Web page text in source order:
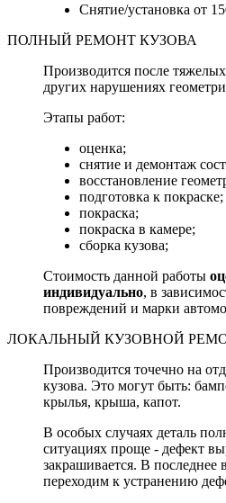
Снятие/установка от
ПОЛНЫЙ РЕМОНТ КУЗОВА
Производится после
других нарушениях
Этапы работ:
оценка;
снятие и демонтаж
восстановление
подготовка к покраске;
покраска;
покраска в камере;
сборка кузова;
Стоимость данной работы
индивидуально, в
повреждений и марки
ЛОКАЛЬНЫЙ КУЗОВНОЙ
Производится точечно на
кузова. Это могут быть:
крылья, крыша, капот.
В особых случаях деталь
ситуациях проще - дефект
закрашивается. В
переходим к устранению